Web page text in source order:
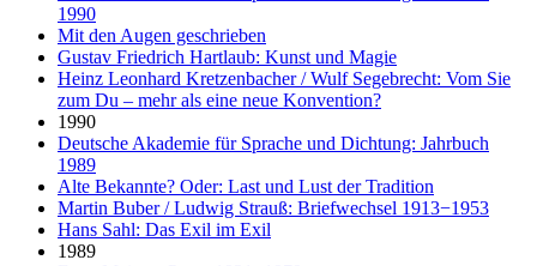
1990
Mit den Augen geschrieben
Gustav Friedrich Hartlaub: Kunst und Magie
Heinz Leonhard Kretzenbacher / Wulf Segebrecht: Vom Sie
zum Du – mehr als eine neue Konvention?
1990
Deutsche Akademie für Sprache und Dichtung: Jahrbuch
1989
Alte Bekannte? Oder: Last und Lust der Tradition
Martin Buber / Ludwig Strauß: Briefwechsel 1913−1953
Hans Sahl: Das Exil im Exil
1989